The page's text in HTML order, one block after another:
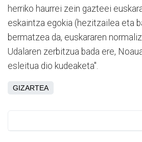
herriko haurrei zein gazteei
eskaintza egokia (hezitzailea eta
bermatzea da, euskararen
Udalaren zerbitzua bada ere,
esleitua dio kudeaketa".
GIZARTEA